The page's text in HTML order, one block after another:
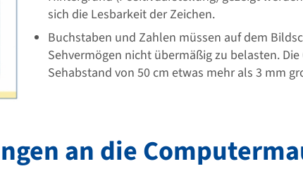
sich die Lesbarkeit der Zeichen.
Buchstaben und Zahlen müssen auf dem
Sehvermögen nicht übermäßig zu belasten.
Sehabstand von 50 cm etwas mehr als 3 mm
an die